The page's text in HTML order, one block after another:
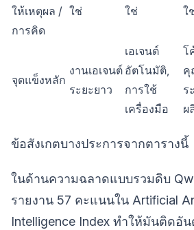
ให้เหตุผล /
การคิด
ใช่ ใช่ ใ
จุดแข็งหลัก
งานเอเจนต์
ระยะยาว
เอเจนต์
อัตโนมัติ,
การใช้
เครื่องมือ
โ
คุ
ร
ผ
ข้อสังเกตบางประการจากตารางนี้
ในด้านความฉลาดแบบรวมดิบ
รายงาน 57 คะแนนใน Artificial
Intelligence Index ทำให้มันติดอั